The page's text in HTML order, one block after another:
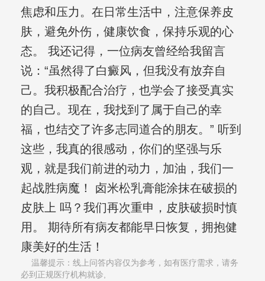
焦虑和压力。在日常生活中，注意保养皮
肤，避免外伤，健康饮食，保持乐观的心
态。 我还记得，一位病友曾经给我留言
说：“虽然得了白癜风，但我没有放弃自
己。我积极配合治疗，也学会了接受真实
的自己。现在，我找到了属于自己的幸
福，也结交了许多志同道合的朋友。” 听到
这些，我真的很感动，你们的坚强与乐
观，就是我们前进的动力，加油，我们一
起战胜病魔！ 卤米松乳膏能涂抹在破损的
皮肤上 吗？我们再次重申，皮肤破损时慎
用。 期待所有病友都能早日恢复，拥抱健
康美好的生活！
温馨提示：线上问答内容仅为参考，如有医疗需求，请务
必到正规医疗机构就诊,